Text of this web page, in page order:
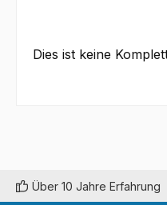
Dies ist keine
Über 10 Jahre Erfahrung